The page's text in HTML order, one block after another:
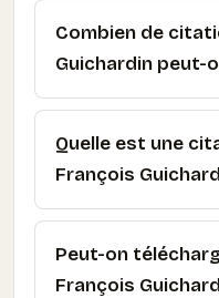
Combien de
Guichardin peut-
Quelle est une
François
Peut-on
François